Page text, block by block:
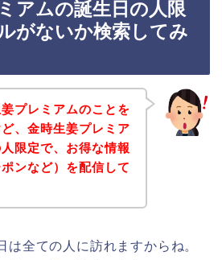
アムの誕生日の人限
がないか検索してみ
プレミアムのことを
、金時生姜プレミア
限定で、お得な情報
ンなど）を配信して
は全ての人に訪れますからね。